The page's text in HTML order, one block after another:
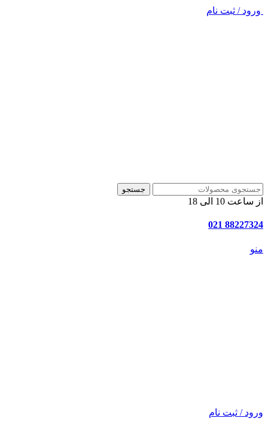
ورود / ثبت نام
جستجو
از ساعت 10 الی 18
88227324 021
منو
ورود / ثبت نام